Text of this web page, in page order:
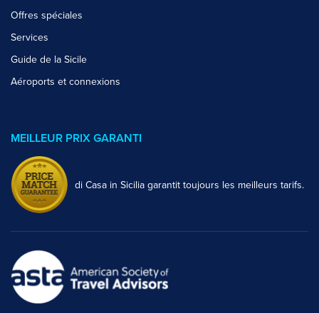
Offres spéciales
Services
Guide de la Sicile
Aéroports et connexions
MEILLEUR PRIX GARANTI
di Casa in Sicilia garantit toujours les meilleurs tarifs.